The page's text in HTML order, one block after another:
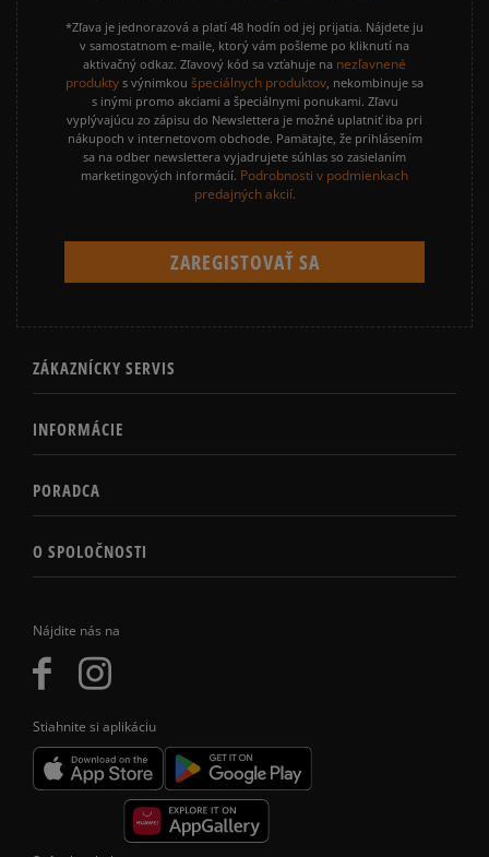
Nájdite nás na
Stiahnite si aplikáciu
*Zľava je jednorazová a platí 48 hodín od jej prijatia. Nájdete ju
v samostatnom e-maile, ktorý vám pošleme po kliknutí na
aktivačný odkaz. Zľavový kód sa vzťahuje na nezľavnené
produkty s výnimkou špeciálnych produktov , nekombinuje sa
s inými promo akciami a špeciálnymi ponukami. Zľavu
vyplývajúcu zo zápisu do Newslettera je možné uplatniť iba pri
nákupoch v internetovom obchode. Pamätajte, že prihlásením
sa na odber newslettera vyjadrujete súhlas so zasielaním
marketingových informácií. Podrobnosti v podmienkach
predajných akcií.
ZÁKAZNÍCKY SERVIS
INFORMÁCIE
PORADCA
O SPOLOČNOSTI